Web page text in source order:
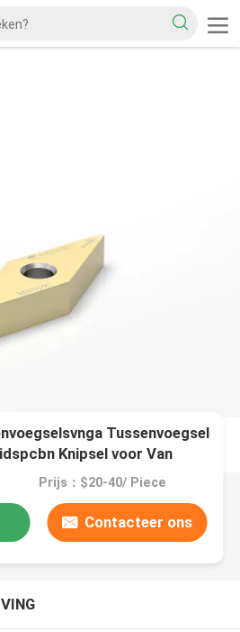
Tussenvoegsel
Knipsel voor Van
Prijs：$20-40/ Piece
Contacteer ons